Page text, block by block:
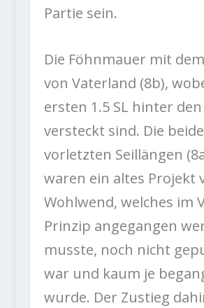
Partie sein.
Die Föhnmauer mit
von Vaterland (8b),
ersten 1.5 SL hinter
versteckt sind. Die
vorletzten Seillängen
waren ein altes Projekt
Wohlwend, welches im
Prinzip angegangen
musste, noch nicht
war und kaum je
wurde. Der Zustieg